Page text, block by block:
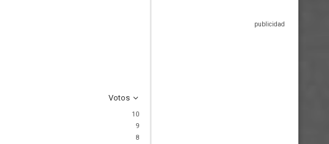
Votos
10
9
8